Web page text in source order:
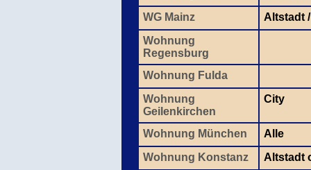
WG Mainz
Altstadt
Wohnung
Regensburg
Wohnung Fulda
Wohnung
Geilenkirchen
City
Wohnung München
Alle
Wohnung Konstanz
Altstadt